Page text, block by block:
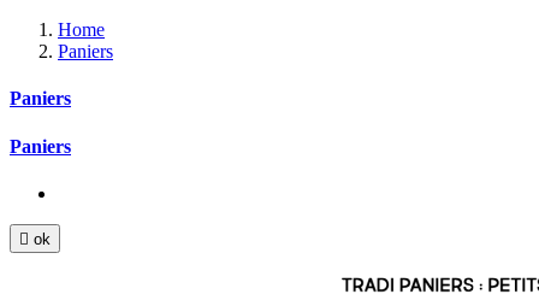
Home
Paniers
Paniers
Paniers
 ok